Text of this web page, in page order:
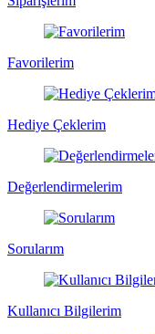
Favorilerim
Hediye Çeklerim
Değerlendirmelerim
Sorularım
Kullanıcı Bilgilerim